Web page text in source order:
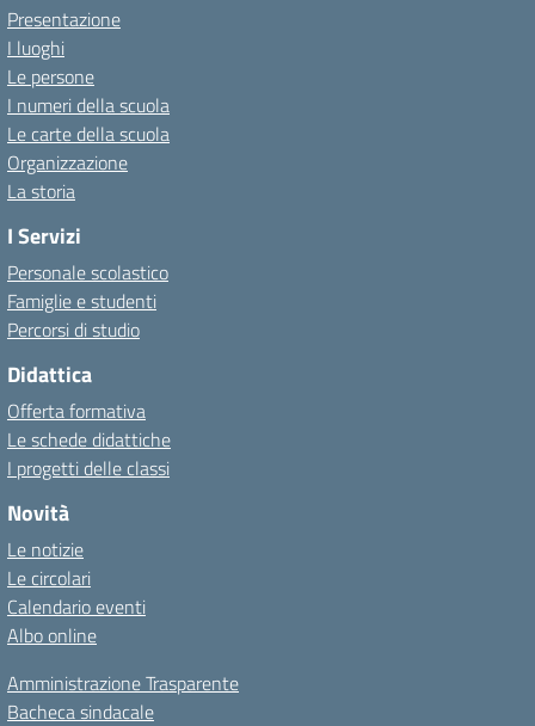
Presentazione
I luoghi
Le persone
I numeri della scuola
Le carte della scuola
Organizzazione
La storia
I Servizi
Personale scolastico
Famiglie e studenti
Percorsi di studio
Didattica
Offerta formativa
Le schede didattiche
I progetti delle classi
Novità
Le notizie
Le circolari
Calendario eventi
Albo online
Amministrazione Trasparente
Bacheca sindacale